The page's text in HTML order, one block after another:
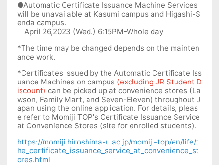
●Automatic Certificate Issuance Machine Services
will be unavailable at Kasumi campus and Higashi-S
enda campus.
April 26,2023 (Wed.) 6:15PM-Whole day
*The time may be changed depends on the mainten
ance work.
*Certificates issued by the Automatic Certificate Iss
uance Machines on campus (excluding JR Student D
iscount) can be picked up at convenience stores (La
wson, Family Mart, and Seven-Eleven) throughout J
apan using the online application. For details, pleas
e refer to Momiji TOP's Certificate Issuance Service
at Convenience Stores (site for enrolled students).
https://momiji.hiroshima-u.ac.jp/momiji-top/en/life/t
he_certificate_issuance_service_at_convenience_st
ores.html